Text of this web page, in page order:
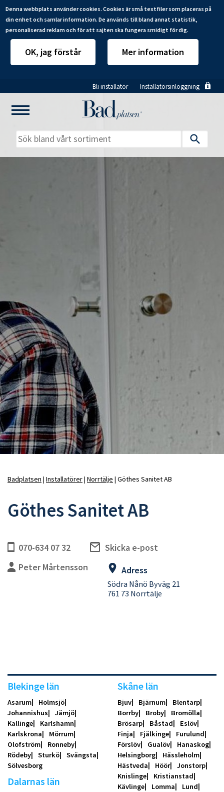
Denna webbplats använder cookies. Cookies är små textfiler som placeras på
din enhet och samlar information. De används till bland annat statistik,
personaliserad reklam och för att sajten ska fungera smidigt för dig.
OK, jag förstår Mer information
till
huvudinnehåll
Bli installatör Installatörsinloggning
Våra varumärken
Badplatsen Installatörer Norrtälje Göthes Sanitet AB
Göthes Sanitet AB
070-634 07 32
Skicka e-post
Peter Mårtensson
Adress
Södra Nånö Byväg 21
761 73 Norrtälje
Blekinge län
Asarum
Holmsjö
Johannishus
Jämjö
Kallinge
Karlshamn
Karlskrona
Mörrum
Olofström
Ronneby
Rödeby
Sturkö
Svängsta
Sölvesborg
Dalarnas län
Skåne län
Bjuv Bjärnum
Blentarp
Borrby
Broby
Bromölla
Brösarp
Båstad
Eslöv
Finja
Fjälkinge
Furulund
Förslöv
Gualöv
Hanaskog
Helsingborg
Hässleholm
Hästveda
Höör
Jonstorp
Knislinge
Kristianstad
Kävlinge
Lomma
Lund